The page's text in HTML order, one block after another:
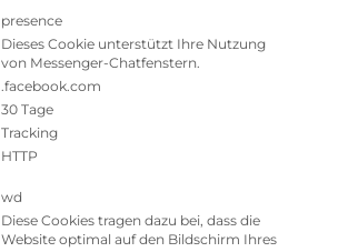
presence
Dieses Cookie unterstützt Ihre Nutzung
von Messenger-Chatfenstern.
.facebook.com
30 Tage
Tracking
HTTP
wd
Diese Cookies tragen dazu bei, dass die
Website optimal auf den Bildschirm Ihres